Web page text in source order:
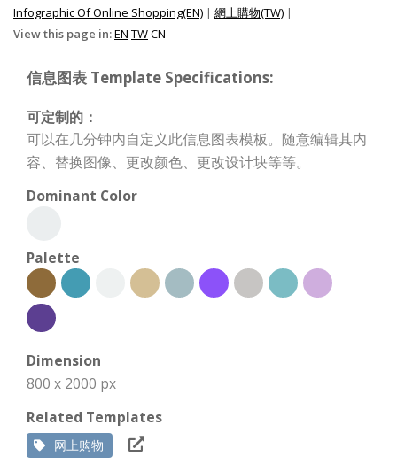
Infographic Of Online Shopping(EN) | 網上購物(TW) |
View this page in:EN TWCN
信息图表 Template Specifications:
可定制的：
可以在几分钟内自定义此信息图表模板。随意编辑其内
容、替换图像、更改颜色、更改设计块等等。
Dominant Color
Palette
Dimension
800 x 2000 px
Related Templates
网上购物